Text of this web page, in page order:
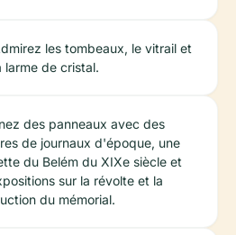
les tombeaux, le vitrail et
larme de cristal.
des panneaux avec des
de journaux d'époque, une
du Belém du XIXe siècle et
sur la révolte et la
du mémorial.